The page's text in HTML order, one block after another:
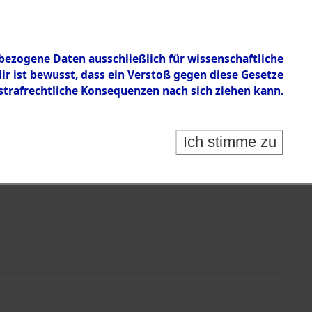
Daten ausschließlich für wissenschaftliche
bewusst, dass ein Verstoß gegen diese Gesetze
Konsequenzen nach sich ziehen kann.
Ich stimme zu